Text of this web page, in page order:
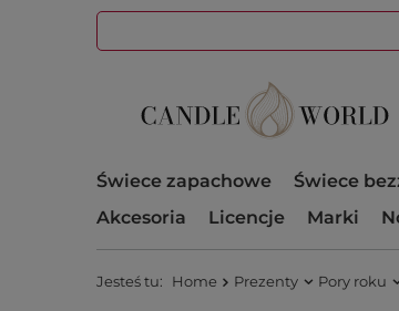
Świece zapachowe Świece
Akcesoria
Licencje Marki
Jesteś tu: Home Prezenty Pory roku